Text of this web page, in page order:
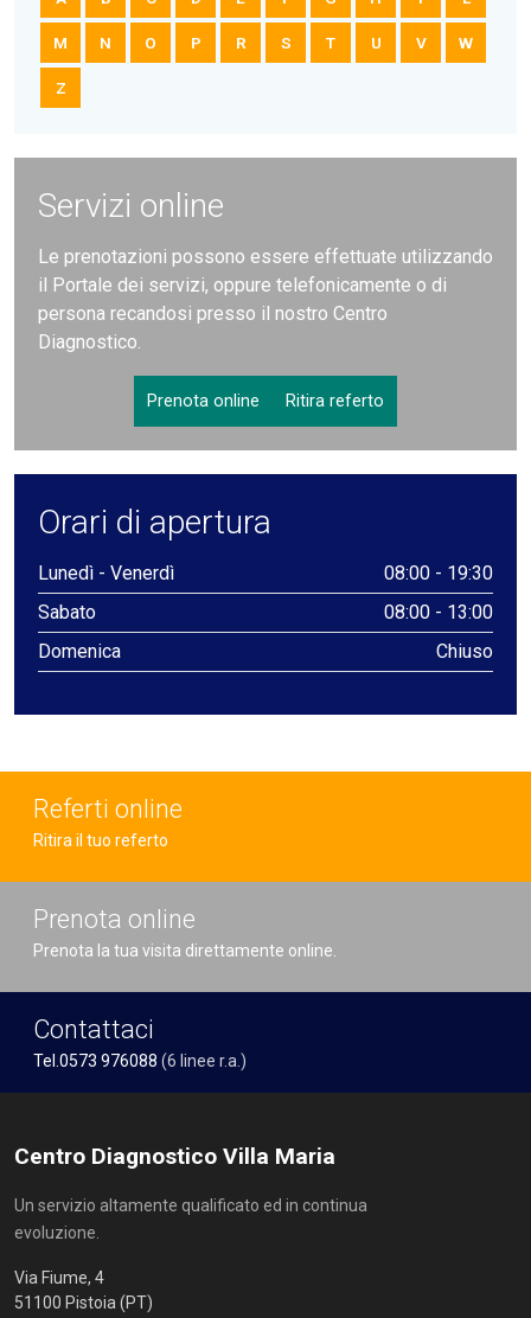
M N O P R S T U V W
Z
Servizi online
Le prenotazioni possono essere effettuate utilizzando
il Portale dei servizi, oppure telefonicamente o di
persona recandosi presso il nostro Centro
Diagnostico.
Prenota online Ritira referto
Orari di apertura
Lunedì - Venerdì
08:00 - 19:30
Sabato
08:00 - 13:00
Domenica
Chiuso
Referti online
Ritira il tuo referto
Prenota online
Prenota la tua visita direttamente online.
Contattaci
Tel.0573 976088 (6 linee r.a.)
Centro Diagnostico Villa Maria
Un servizio altamente qualificato ed in continua
evoluzione.
Via Fiume, 4
51100 Pistoia (PT)